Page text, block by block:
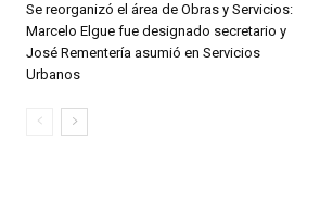
Se reorganizó el área de Obras y Servicios:
Marcelo Elgue fue designado secretario y
José Rementería asumió en Servicios
Urbanos